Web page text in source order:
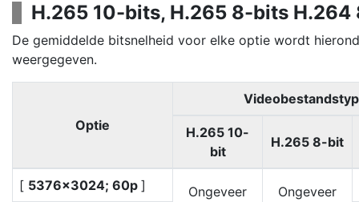
H.265 10-bits, H.265 8-bits H.264
De gemiddelde bitsnelheid voor elke optie wordt
weergegeven.
Optie
H.265 10-
bit
H.265 8-bit
[ 5376×3024; 60p ]
Ongeveer
Ongeveer